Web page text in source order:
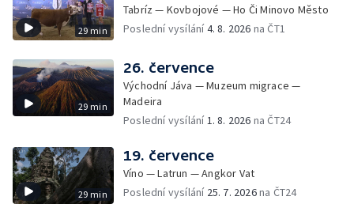
29 min
Tabríz — Kovbojové — Ho Či Minovo Město
Poslední vysílání4. 8. 2026 na ČT1
29 min
26. července
Východní Jáva — Muzeum migrace —
Madeira
Poslední vysílání 1. 8. 2026 na ČT24
29 min
19. července
Víno — Latrun — Angkor Vat
Poslední vysílání 25. 7. 2026na ČT24